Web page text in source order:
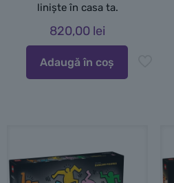
liniște în casa ta.
820,00 lei
Adaugă în coș